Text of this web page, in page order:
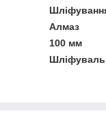
Алмаз
100 мм